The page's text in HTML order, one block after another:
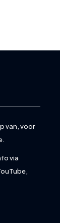
van, voor
via